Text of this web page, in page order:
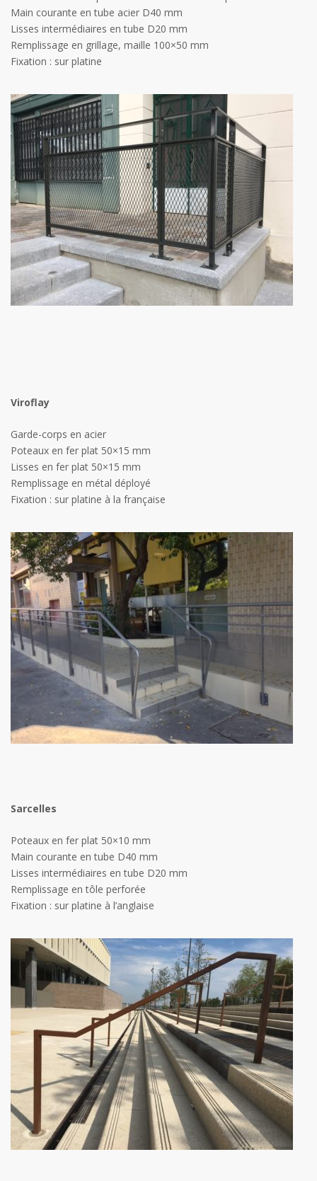
Main courante en tube acier D40 mm
Lisses intermédiaires en tube D20 mm
Remplissage en grillage, maille 100×50 mm
Fixation : sur platine
Viroflay
Garde-corps en acier
Poteaux en fer plat 50×15 mm
Lisses en fer plat 50×15 mm
Remplissage en métal déployé
Fixation : sur platine à la française
Sarcelles
Poteaux en fer plat 50×10 mm
Main courante en tube D40 mm
Lisses intermédiaires en tube D20 mm
Remplissage en tôle perforée
Fixation : sur platine à l’anglaise